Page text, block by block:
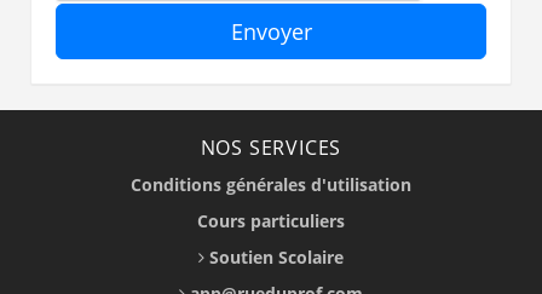
Envoyer
NOS SERVICES
Conditions générales d'utilisation
Cours particuliers
Soutien Scolaire